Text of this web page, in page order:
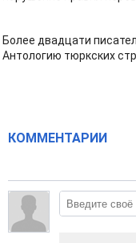
Более двадцати
Антологию тюркских
КОММЕНТАРИИ